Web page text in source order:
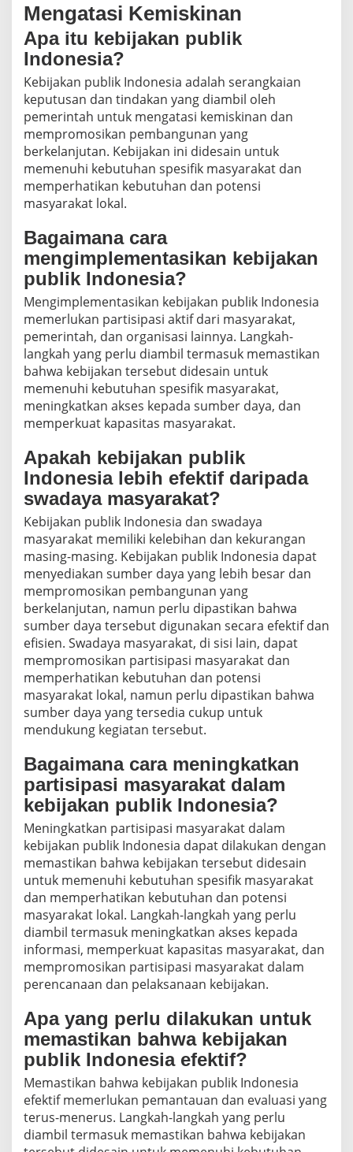
Mengatasi Kemiskinan
Apa itu kebijakan publik
Indonesia?
Kebijakan publik Indonesia adalah serangkaian
keputusan dan tindakan yang diambil oleh
pemerintah untuk mengatasi kemiskinan dan
mempromosikan pembangunan yang
berkelanjutan. Kebijakan ini didesain untuk
memenuhi kebutuhan spesifik masyarakat dan
memperhatikan kebutuhan dan potensi
masyarakat lokal.
Bagaimana cara
mengimplementasikan kebijakan
publik Indonesia?
Mengimplementasikan kebijakan publik Indonesia
memerlukan partisipasi aktif dari masyarakat,
pemerintah, dan organisasi lainnya. Langkah-
langkah yang perlu diambil termasuk memastikan
bahwa kebijakan tersebut didesain untuk
memenuhi kebutuhan spesifik masyarakat,
meningkatkan akses kepada sumber daya, dan
memperkuat kapasitas masyarakat.
Apakah kebijakan publik
Indonesia lebih efektif daripada
swadaya masyarakat?
Kebijakan publik Indonesia dan swadaya
masyarakat memiliki kelebihan dan kekurangan
masing-masing. Kebijakan publik Indonesia dapat
menyediakan sumber daya yang lebih besar dan
mempromosikan pembangunan yang
berkelanjutan, namun perlu dipastikan bahwa
sumber daya tersebut digunakan secara efektif dan
efisien. Swadaya masyarakat, di sisi lain, dapat
mempromosikan partisipasi masyarakat dan
memperhatikan kebutuhan dan potensi
masyarakat lokal, namun perlu dipastikan bahwa
sumber daya yang tersedia cukup untuk
mendukung kegiatan tersebut.
Bagaimana cara meningkatkan
partisipasi masyarakat dalam
kebijakan publik Indonesia?
Meningkatkan partisipasi masyarakat dalam
kebijakan publik Indonesia dapat dilakukan dengan
memastikan bahwa kebijakan tersebut didesain
untuk memenuhi kebutuhan spesifik masyarakat
dan memperhatikan kebutuhan dan potensi
masyarakat lokal. Langkah-langkah yang perlu
diambil termasuk meningkatkan akses kepada
informasi, memperkuat kapasitas masyarakat, dan
mempromosikan partisipasi masyarakat dalam
perencanaan dan pelaksanaan kebijakan.
Apa yang perlu dilakukan untuk
memastikan bahwa kebijakan
publik Indonesia efektif?
Memastikan bahwa kebijakan publik Indonesia
efektif memerlukan pemantauan dan evaluasi yang
terus-menerus. Langkah-langkah yang perlu
diambil termasuk memastikan bahwa kebijakan